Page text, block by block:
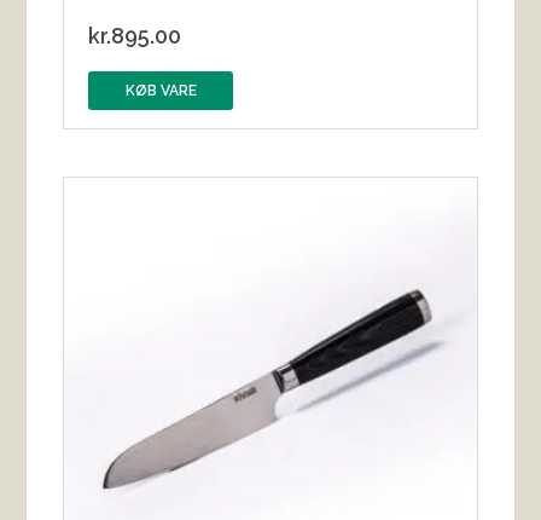
kr.895.00
KØB VARE